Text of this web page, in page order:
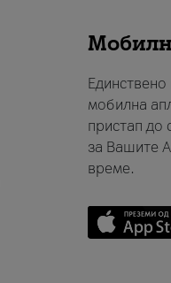
Единствено
мобилна
пристап до
за Вашите
време.